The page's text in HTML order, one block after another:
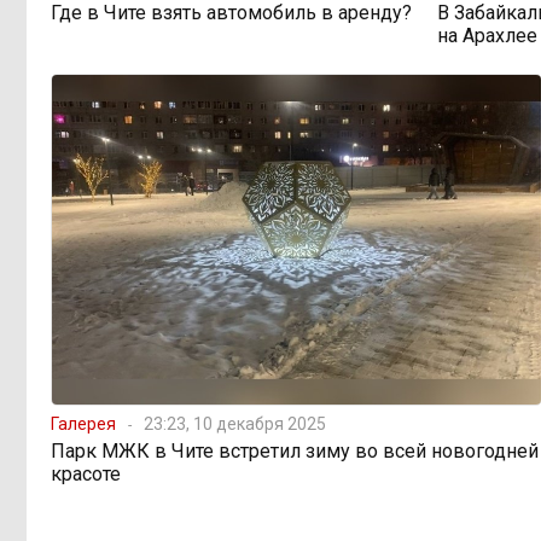
провалило «Чистый воздух»
08:15, 6 августа Депутат Госдумы
объяснил «неполноценность»
женщин библейским сюжетом
08:10, 6 августа Прокуратура начала
проверку из-за раскопок ТГК-14
19:02, 5 августа Когда ждать денег?
Забайкалье — в списке регионов,
где бюджетники могут остаться без
выплат
Где в Чите взять автомобиль в аренду?
В
на
Галерея 23:23, 10 декабря 2025
Парк МЖК в Чите встретил зиму во всей новогодней
красоте